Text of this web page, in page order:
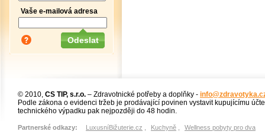
Vaše e-mailová adresa
© 2010, CS TIP, s.r.o. – Zdravotnické potřeby a doplňky -
Podle zákona o evidenci tržeb je prodávající povinen vystavit kupujícímu
technického výpadku pak nejpozději do 48 hodin.
Partnerské odkazy: LuxusníBižuterie.cz Kuchyně Wellness pobyty pro dva